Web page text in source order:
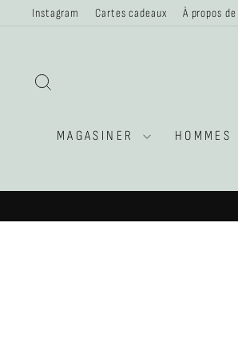
PasserInstagram Cartes cadeaux À propos
MAGASINER HOMMES